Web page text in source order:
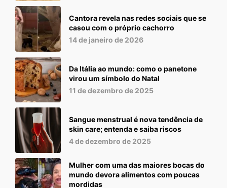
Cantora revela nas redes sociais que se
casou com o próprio cachorro
14 de janeiro de 2026
Da Itália ao mundo: como o panetone
virou um símbolo do Natal
11 de dezembro de 2025
Sangue menstrual é nova tendência de
skin care; entenda e saiba riscos
4 de dezembro de 2025
Mulher com uma das maiores bocas do
mundo devora alimentos com poucas
mordidas